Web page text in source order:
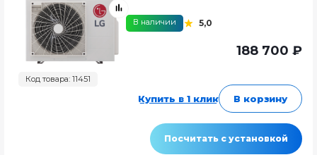
Код товара: 11451
В наличии 5,0
188 700 ₽
Купить в 1 клик В корзину
Посчитать с установкой